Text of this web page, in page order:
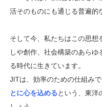
活そのものにも通じる普遍的
そして今、私たちはこの思想
しや創作、社会構築のあらゆ
る時代に生きています。
JITは、効率のための仕組みで
とに心を込めるという、東洋